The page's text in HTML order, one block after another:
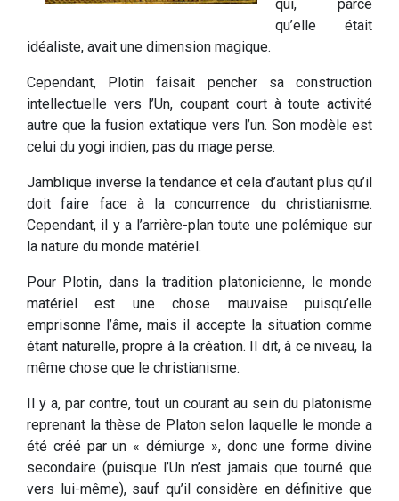
qui, parce
qu’elle était
idéaliste, avait une dimension magique.
Cependant, Plotin faisait pencher sa construction
intellectuelle vers l’Un, coupant court à toute activité
autre que la fusion extatique vers l’un. Son modèle est
celui du yogi indien, pas du mage perse.
Jamblique inverse la tendance et cela d’autant plus qu’il
doit faire face à la concurrence du christianisme.
Cependant, il y a l’arrière-plan toute une polémique sur
la nature du monde matériel.
Pour Plotin, dans la tradition platonicienne, le monde
matériel est une chose mauvaise puisqu’elle
emprisonne l’âme, mais il accepte la situation comme
étant naturelle, propre à la création. Il dit, à ce niveau, la
même chose que le christianisme.
Il y a, par contre, tout un courant au sein du platonisme
reprenant la thèse de Platon selon laquelle le monde a
été créé par un « démiurge », donc une forme divine
secondaire (puisque l’Un n’est jamais que tourné que
vers lui-même), sauf qu’il considère en définitive que